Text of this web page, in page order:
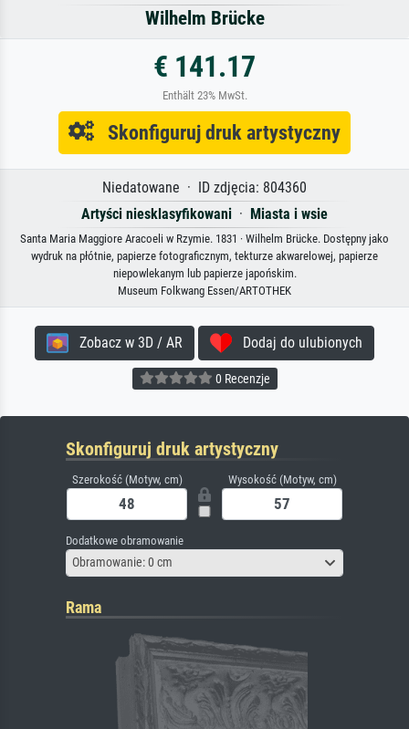
Wilhelm Brücke
€ 141.17
Enthält 23% MwSt.
Skonfiguruj druk artystyczny
Niedatowane · ID zdjęcia: 804360
Artyści niesklasyfikowani · Miasta i wsie
Santa Maria Maggiore Aracoeli w Rzymie. 1831 · Wilhelm Brücke. Dostępny jako
wydruk na płótnie, papierze fotograficznym, tekturze akwarelowej, papierze
niepowlekanym lub papierze japońskim.
Museum Folkwang Essen/ARTOTHEK
Zobacz w 3D / AR Dodaj do ulubionych
0 Recenzje
Skonfiguruj druk artystyczny
Szerokość (Motyw, cm) Wysokość (Motyw, cm)
Dodatkowe obramowanie
Obramowanie: 0 cm
Rama